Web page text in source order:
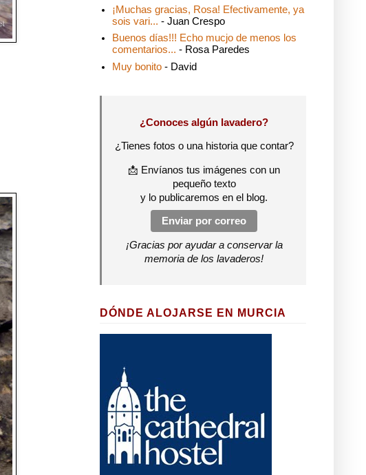
¡Muchas gracias, Rosa! Efectivamente, ya
sois vari... - Juan Crespo
Buenos días!!! Echo mucjo de menos los
comentarios... - Rosa Paredes
Muy bonito - David
¿Conoces algún lavadero?
¿Tienes fotos o una historia que contar?
📩 Envíanos tus imágenes con un
pequeño texto
y lo publicaremos en el blog.
Enviar por correo
¡Gracias por ayudar a conservar la
memoria de los lavaderos!
DÓNDE ALOJARSE EN MURCIA